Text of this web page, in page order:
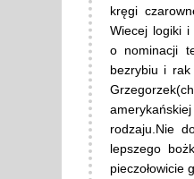
kręgi
Wiecej logiki i
o nominacji
bezrybiu i rak
rodzaju.Nie
lepszego
pieczołowicie